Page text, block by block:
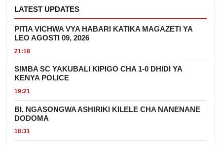
LATEST UPDATES
PITIA VICHWA VYA HABARI KATIKA MAGAZETI YA
LEO AGOSTI 09, 2026
21:18
SIMBA SC YAKUBALI KIPIGO CHA 1-0 DHIDI YA
KENYA POLICE
19:21
BI. NGASONGWA ASHIRIKI KILELE CHA NANENANE
DODOMA
18:31